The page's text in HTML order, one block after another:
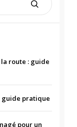
R
E
R
H
E
R
route : guide
guide pratique
pour un